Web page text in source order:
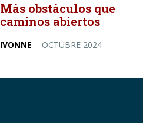
Más obstáculos que
caminos abiertos
IVONNE - OCTUBRE 2024